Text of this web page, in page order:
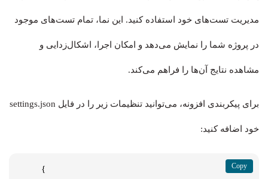
مدیریت تست‌های خود استفاده کنید. این نما، تمام تست‌های موجود
در پروژه شما را نمایش می‌دهد و امکان اجرا، اشکال‌زدایی و
مشاهده نتایج آن‌ها را فراهم می‌کند.
برای پیکربندی افزونه، می‌توانید تنظیمات زیر را در فایل settings.json
خود اضافه کنید:
{